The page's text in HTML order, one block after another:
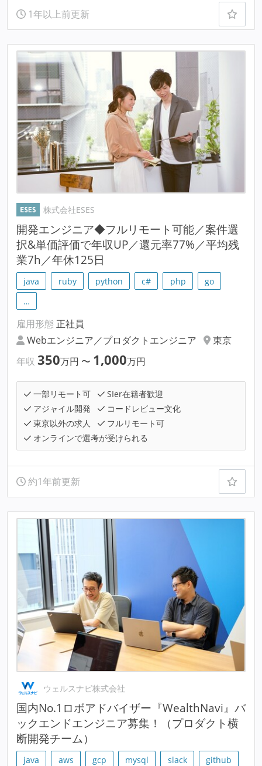
1年以上前更新
株式会社ESES
開発エンジニア◆フルリモート可能／案件選
択&単価評価で年収UP／還元率77%／平均残
業7h／年休125日
java ruby python c# php
go
…
雇用形態 正社員
Webエンジニア／プロダクトエンジニア
東京
年収 350万円 〜 1,000万円
一部リモート可
SIer在籍者歓迎
アジャイル開発
コードレビュー文化
東京以外の求人
フルリモート可
オンラインで選考が受けられる
約1年前更新
ウェルスナビ株式会社
国内No.1ロボアドバイザー『WealthNavi』バ
ックエンドエンジニア募集！（プロダクト横
断開発チーム）
java aws gcp mysql slack
github